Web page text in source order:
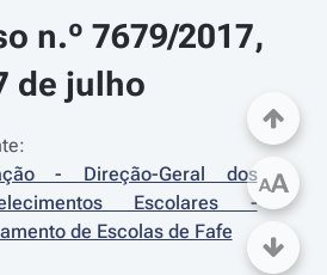
n.º 7679/2017,
de julho
- Direção-Geral dos
Escolares -
de Escolas de Fafe
AA